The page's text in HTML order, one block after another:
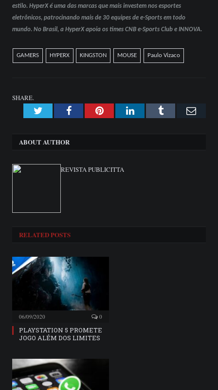
estilo. HyperX é uma das marcas que mais investem nos esportes
eletrônicos, patrocinando mais de 30 equipes de e-Sports em todo
mundo. No Brasil, a HyperX apoia os times CNB e-Sports Club e INNOVA.
GAMERS HYPERX KINGSTON MOUSE Paulo Vizaco
SHARE.
TwitterFacebookPinterestLinkedInTumblr
ABOUT AUTHOR
REVISTA PUBLICITTA
RELATEDPOSTS
06/09/2020 0
PLAYSTATION 5 PROMETE
JOGO ALÉM DOS LIMITES